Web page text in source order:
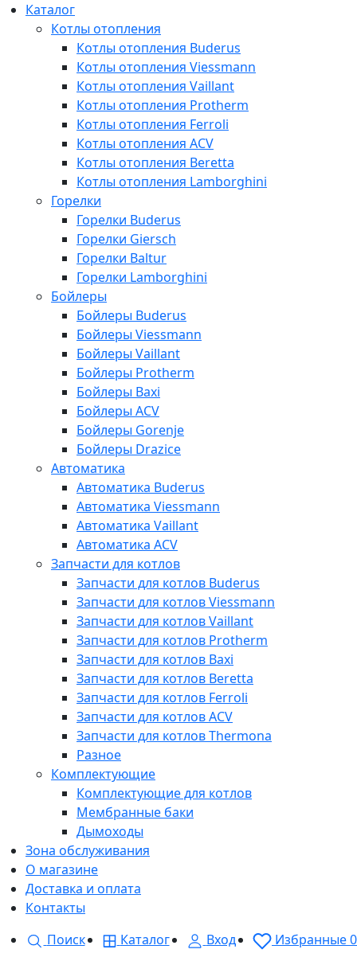
Каталог
Котлы отопления
Котлы отопления Buderus
Котлы отопления Viessmann
Котлы отопления Vaillant
Котлы отопления Protherm
Котлы отопления Ferroli
Котлы отопления ACV
Котлы отопления Beretta
Котлы отопления Lamborghini
Горелки
Горелки Buderus
Горелки Giersch
Горелки Baltur
Горелки Lamborghini
Бойлеры
Бойлеры Buderus
Бойлеры Viessmann
Бойлеры Vaillant
Бойлеры Protherm
Бойлеры Baxi
Бойлеры ACV
Бойлеры Gorenje
Бойлеры Drazice
Автоматика
Автоматика Buderus
Автоматика Viessmann
Автоматика Vaillant
Автоматика ACV
Запчасти для котлов
Запчасти для котлов Buderus
Запчасти для котлов Viessmann
Запчасти для котлов Vaillant
Запчасти для котлов Protherm
Запчасти для котлов Baxi
Запчасти для котлов Beretta
Запчасти для котлов Ferroli
Запчасти для котлов ACV
Запчасти для котлов Thermona
Разное
Комплектующие
Комплектующие для котлов
Мембранные баки
Дымоходы
Зона обслуживания
О магазине
Доставка и оплата
Контакты
Поиск
Каталог Вход Избранные0